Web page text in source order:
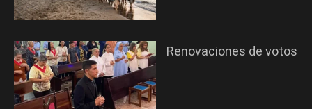
Renovaciones de votos